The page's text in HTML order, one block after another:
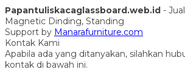
Papantuliskacaglassboard.web.id -
Magnetic Dinding, Standing
Support by Manarafurniture.com
Kontak Kami
Apabila ada yang ditanyakan, silahkan
kontak di bawah ini.